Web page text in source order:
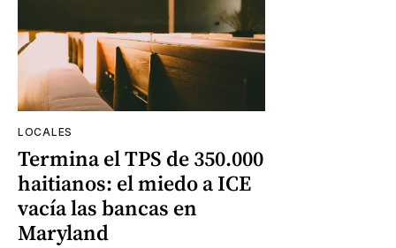
LOCALES
Termina el TPS de 350.000
haitianos: el miedo a ICE
vacía las bancas en
Maryland